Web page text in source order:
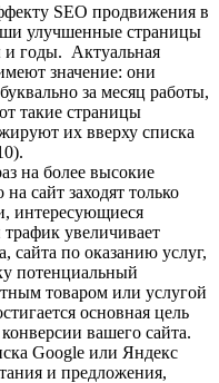
SEO продвижения в
улучшенные страницы
и годы. Актуальная
значение: они
за месяц работы,
такие страницы
их вверху списка
на более высокие
сайт заходят только
интересующиеся
увеличивает
сайта по оказанию услуг,
потенциальный
товаром или услугой
основная цель
вашего сайта.
Google или Яндекс
и предложения,